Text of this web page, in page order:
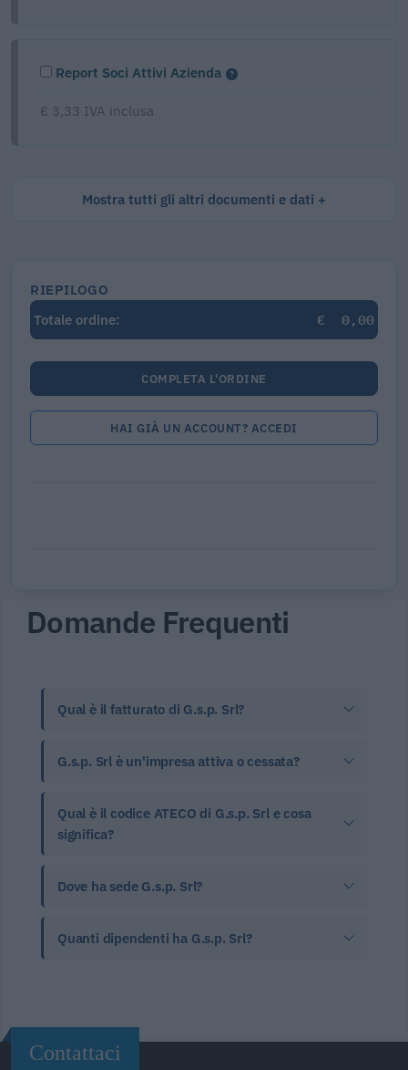
Report Soci Attivi Azienda
€ 3,33 IVA inclusa
Mostra tutti gli altri documenti e dati
RIEPILOGO
Totale ordine:
€ 0,00
COMPLETA L'ORDINE
HAI GIÀ UN ACCOUNT? ACCEDI
Domande Frequenti
Qual è il fatturato di G.s.p. Srl?
G.s.p. Srl è un'impresa attiva o cessata?
Qual è il codice ATECO di G.s.p. Srl e cosa
significa?
Dove ha sede G.s.p. Srl?
Quanti dipendenti ha G.s.p. Srl?
Contattaci